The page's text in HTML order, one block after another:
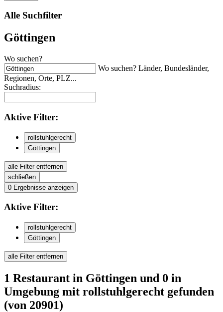
Alle Suchfilter
Göttingen
Wo suchen?
Wo suchen? Länder, Bundesländer,
Regionen, Orte, PLZ...
Suchradius:
Aktive Filter:
rollstuhlgerecht
Göttingen
alle Filter entfernen
schließen
0 Ergebnisse anzeigen
Aktive Filter:
rollstuhlgerecht
Göttingen
alle Filter entfernen
1 Restaurant in Göttingen und 0 in
Umgebung mit rollstuhlgerecht gefunden
(von 20901)